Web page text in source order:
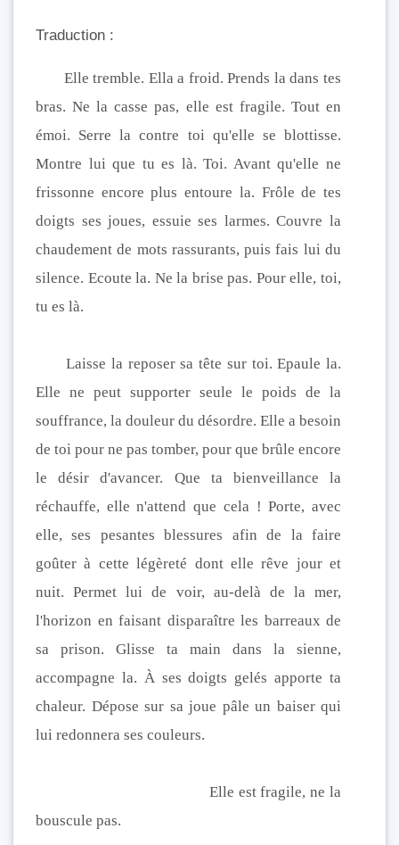
Traduction :
Elle tremble. Ella a froid. Prends la dans tes
bras. Ne la casse pas, elle est fragile. Tout en
émoi. Serre la contre toi qu'elle se blottisse.
Montre lui que tu es là. Toi. Avant qu'elle ne
frissonne encore plus entoure la. Frôle de tes
doigts ses joues, essuie ses larmes. Couvre la
chaudement de mots rassurants, puis fais lui du
silence. Ecoute la. Ne la brise pas. Pour elle, toi,
tu es là.
Laisse la reposer sa tête sur toi. Epaule la.
Elle ne peut supporter seule le poids de la
souffrance, la douleur du désordre. Elle a besoin
de toi pour ne pas tomber, pour que brûle encore
le désir d'avancer. Que ta bienveillance la
réchauffe, elle n'attend que cela ! Porte, avec
elle, ses pesantes blessures afin de la faire
goûter à cette légèreté dont elle rêve jour et
nuit. Permet lui de voir, au-delà de la mer,
l'horizon en faisant disparaître les barreaux de
sa prison. Glisse ta main dans la sienne,
accompagne la. À ses doigts gelés apporte ta
chaleur. Dépose sur sa joue pâle un baiser qui
lui redonnera ses couleurs.
Elle est fragile, ne la
bouscule pas.